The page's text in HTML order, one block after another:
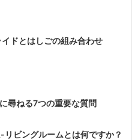
ドとはしごの組み合わせ
尋ねる7つの重要な質問
ビングルームとは何ですか？